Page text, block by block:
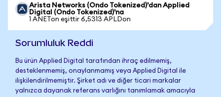
Arista Networks (Ondo Tokenized)'dan Applied
Digital (Ondo Tokenized)'na
1 ANETon eşittir 6,5313 APLDon
Sorumluluk Reddi
Bu ürün Applied Digital tarafından ihraç edilmemiş,
desteklenmemiş, onaylanmamış veya Applied Digital ile
ilişkilendirilmemiştir. Şirket adı ve diğer ticari markalar
yalnızca dayanak referans varlığını tanımlamak amacıyla